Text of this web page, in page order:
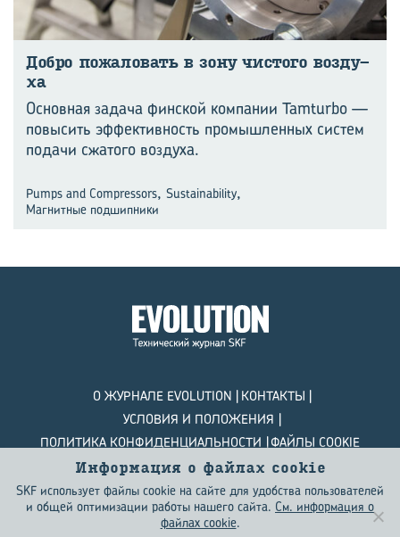
Добро по­жа­ло­вать в зону чи­сто­го воз­ду­
ха
Основная задача финской компании Tamturbo —
повысить эффективность промышленных систем
подачи сжатого воздуха.
Pumps and Compressors, Sustainability,
Магнитные подшипники
О ЖУРНАЛЕ EVOLUTION
КОНТАКТЫ
УСЛОВИЯ И ПОЛОЖЕНИЯ
ПОЛИТИКА КОНФИДЕНЦИАЛЬНОСТИ
ФАЙЛЫ COOKIE
© SKF Evolution 2026
Информация о файлах сookie
SKF использует файлы cookie на сайте для удобства пользователей
и общей оптимизации работы нашего сайта. См. информация о
файлах сookie.